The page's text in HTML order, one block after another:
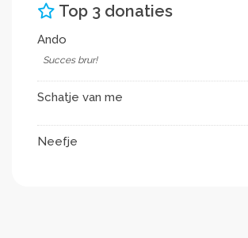
Top 3 donaties
Ando
Succes brur!
Schatje van me
Neefje